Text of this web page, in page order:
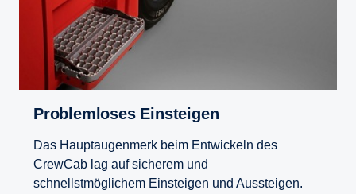
Problemloses Einsteigen
Das Hauptaugenmerk beim Entwickeln des
CrewCab lag auf sicherem und
schnellstmöglichem Einsteigen und Aussteigen.